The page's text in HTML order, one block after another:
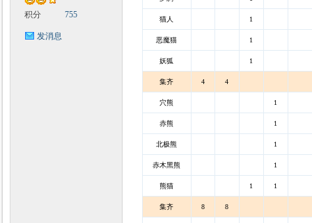
积分 755
发消息
猫人 1
恶魔猫 1
妖狐 1
集齐 4 4
穴熊 1
赤熊 1
北极熊 1
赤木黑熊 1
熊猫 1 1
集齐 8 8